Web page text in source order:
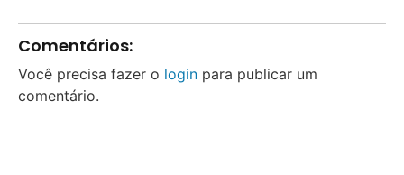
Comentários:
Você precisa fazer o login para publicar um
comentário.